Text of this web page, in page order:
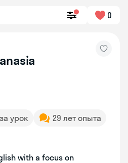
0
урок
29 лет опыта
with a focus on